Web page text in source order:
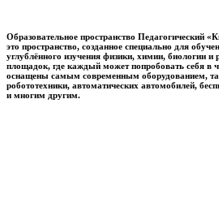
Образовательное пространство Педагогический
это пространство, созданное специально для
углублённого изучения физики, химии, биологии и
площадок, где каждый может попробовать себя в
оснащены самым современным оборудованием,
робототехники, автоматических автомобилей,
и многим другим.